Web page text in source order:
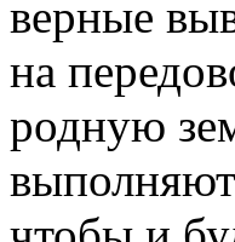
верные
на
родную